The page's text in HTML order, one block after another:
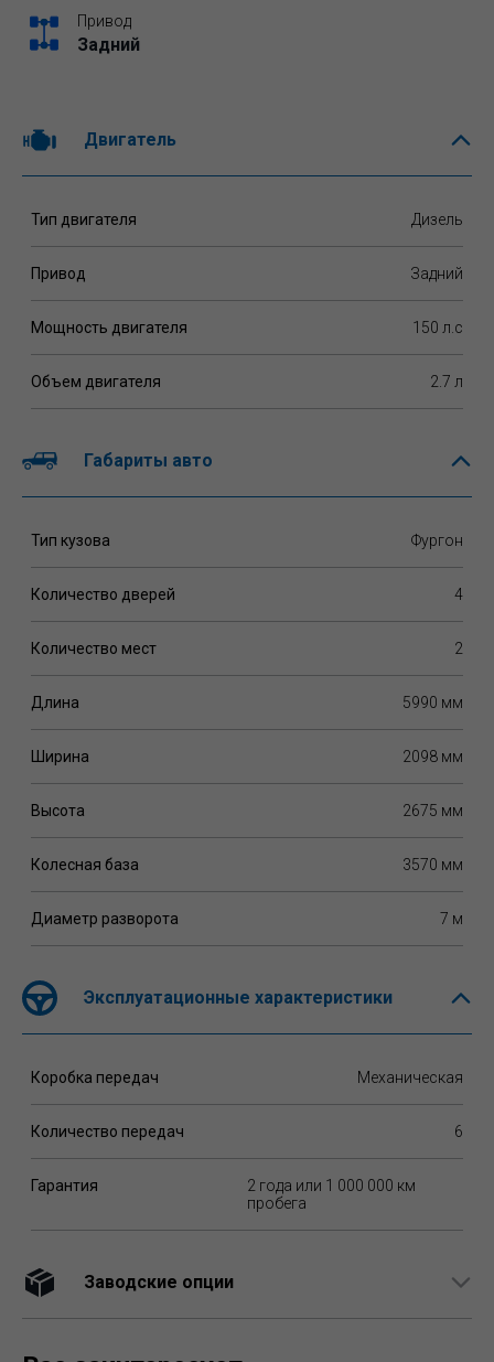
Привод
Задний
Двигатель
Тип двигателя Дизель
Привод Задний
Мощность двигателя 150 л.c
Объем двигателя 2.7 л
Габариты авто
Тип кузова Фургон
Количество дверей 4
Количество мест 2
Длина 5990 мм
Ширина 2098 мм
Высота 2675 мм
Колесная база 3570 мм
Диаметр разворота 7 м
Эксплуатационные характеристики
Коробка передач Механическая
Количество передач 6
Гарантия
2 года или 1 000 000 км
пробега
Заводские опции